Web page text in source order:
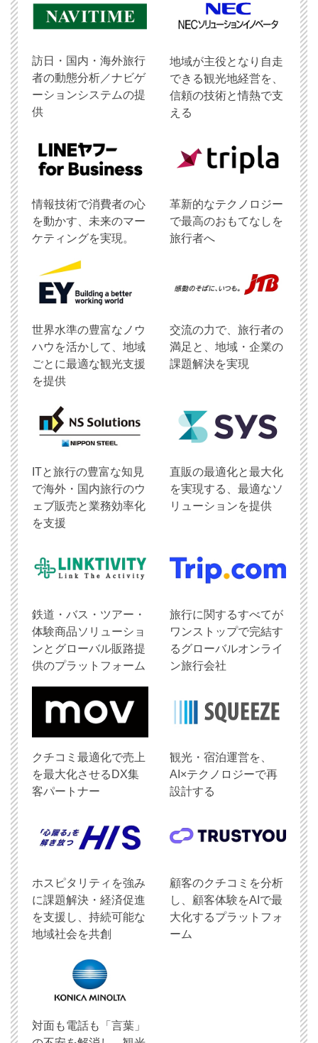
訪日・国内・海外旅行
者の動態分析／ナビゲ
ーションシステムの提
供
地域が主役となり自走
できる観光地経営を、
信頼の技術と情熱で支
える
情報技術で消費者の心
を動かす、未来のマー
ケティングを実現。
革新的なテクノロジー
で最高のおもてなしを
旅行者へ
世界水準の豊富なノウ
ハウを活かして、地域
ごとに最適な観光支援
を提供
交流の力で、旅行者の
満足と、地域・企業の
課題解決を実現
ITと旅行の豊富な知見
で海外・国内旅行のウ
ェブ販売と業務効率化
を支援
直販の最適化と最大化
を実現する、最適なソ
リューションを提供
鉄道・バス・ツアー・
体験商品ソリューショ
ンとグローバル販路提
供のプラットフォーム
旅行に関するすべてが
ワンストップで完結す
るグローバルオンライ
ン旅行会社
クチコミ最適化で売上
を最大化させるDX集
客パートナー
観光・宿泊運営を、
AI×テクノロジーで再
設計する
ホスピタリティを強み
に課題解決・経済促進
を支援し、持続可能な
地域社会を共創
顧客のクチコミを分析
し、顧客体験をAIで最
大化するプラットフォ
ーム
対面も電話も「言葉」